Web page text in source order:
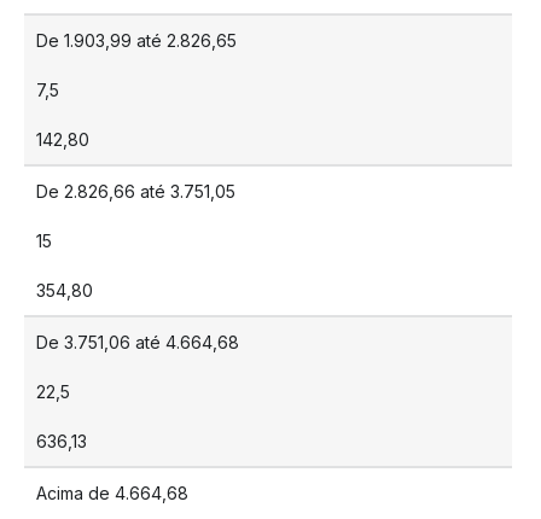
De 1.903,99 até 2.826,65
7,5
142,80
De 2.826,66 até 3.751,05
15
354,80
De 3.751,06 até 4.664,68
22,5
636,13
Acima de 4.664,68